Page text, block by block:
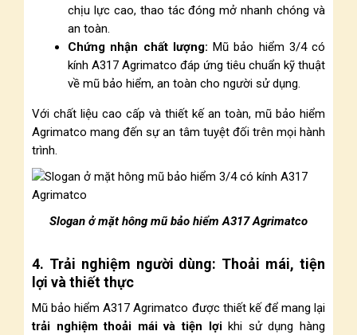
chịu lực cao, thao tác đóng mở nhanh chóng và
an toàn.
Chứng nhận chất lượng: Mũ bảo hiểm 3/4 có
kính A317 Agrimatco đáp ứng tiêu chuẩn kỹ thuật
về mũ bảo hiểm, an toàn cho người sử dụng.
Với chất liệu cao cấp và thiết kế an toàn, mũ bảo hiểm
Agrimatco mang đến sự an tâm tuyệt đối trên mọi hành
trình.
Slogan ở mặt hông mũ bảo hiểm A317 Agrimatco
4. Trải nghiệm người dùng: Thoải mái, tiện
lợi và thiết thực
Mũ bảo hiểm A317 Agrimatco được thiết kế để mang lại
trải nghiệm thoải mái và tiện lợikhi sử dụng hàng